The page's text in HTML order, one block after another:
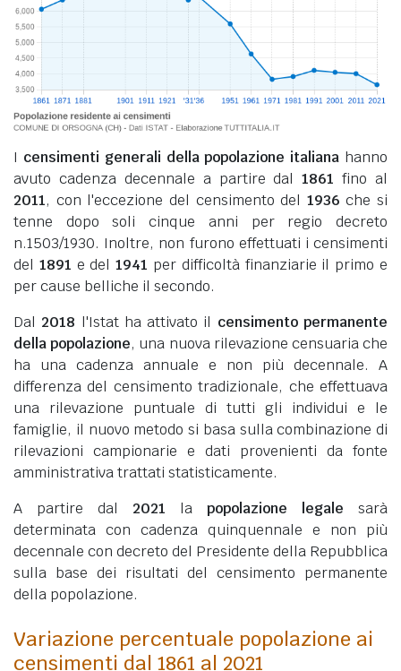
I censimenti generali della popolazione italiana hanno
avuto cadenza decennale a partire dal1861 fino al
2011, con l'eccezione del censimento del 1936 che si
tenne dopo soli cinque anni per regio decreto
n.1503/1930. Inoltre, non furono effettuati i censimenti
del 1891 e del1941 per difficoltà finanziarie il primo e
per cause belliche il secondo.
Dal 2018 l'Istat ha attivato il censimento permanente
della popolazione, una nuova rilevazione censuaria che
ha una cadenza annuale e non più decennale. A
differenza del censimento tradizionale, che effettuava
una rilevazione puntuale di tutti gli individui e le
famiglie, il nuovo metodo si basa sulla combinazione di
rilevazioni campionarie e dati provenienti da fonte
amministrativa trattati statisticamente.
A partire dal 2021 la popolazione legale sarà
determinata con cadenza quinquennale e non più
decennale con decreto del Presidente della Repubblica
sulla base dei risultati del censimento permanente
della popolazione.
Variazione percentuale popolazione ai
censimenti dal 1861 al 2021